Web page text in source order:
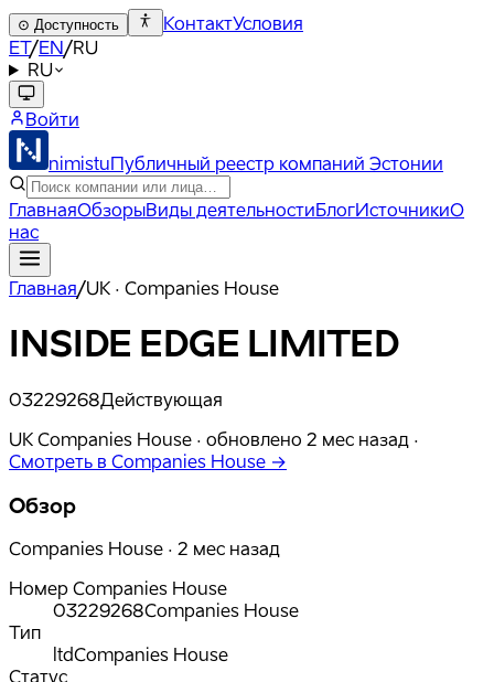
⊙ Доступность КонтактУсловия
ET/EN/RU
RU
Войти
nimistuПубличный реестр компаний Эстонии
ГлавнаяОбзорыВиды деятельностиБлогИсточникиО
нас
Главная/UK · Companies House
INSIDE EDGE LIMITED
03229268Действующая
UK Companies House · обновлено 2 мес назад ·
Смотреть в Companies House →
Обзор
Companies House · 2 мес назад
Номер Companies House
03229268Companies House
Тип
ltdCompanies House
Статус